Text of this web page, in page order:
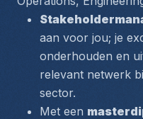
aan voor jou; je
onderhouden en
relevant netwerk
sector.
Met een